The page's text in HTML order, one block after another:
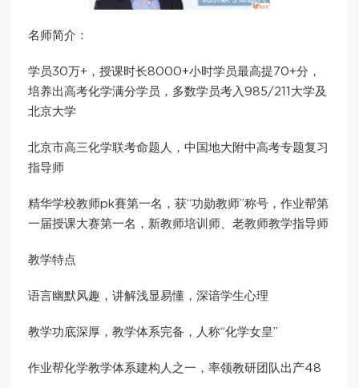
名师简介：
学员30万+，授课时长8000+小时学员最高提70+分，
培养出高考化学满分学员，多数学员考入985/211大学及
北京大学
北京市高三化学联考命题人，中国地大附中高考专题复习
指导师
精华学校教师pk賽第一名，获“功勋教师”称号，作业帮第
一届授课大赛第一名，新教师培训师、老教师教学指导师
教学特点
语言幽默风趣，讲解浅显易懂，深谙学生心理
教学功底深厚，教学体系完备，人称“化学女皇”
作业帮化学教学体系建构人之一，率领教研团队出产48